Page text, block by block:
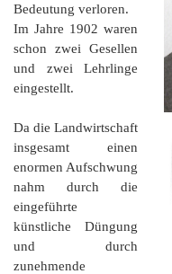
Bedeutung verloren.
Im Jahre 1902 waren
schon zwei Gesellen
und zwei Lehrlinge
eingestellt.
Da die Landwirtschaft
insgesamt einen
enormen Aufschwung
nahm durch die
eingeführte
künstliche Düngung
und durch
zunehmende